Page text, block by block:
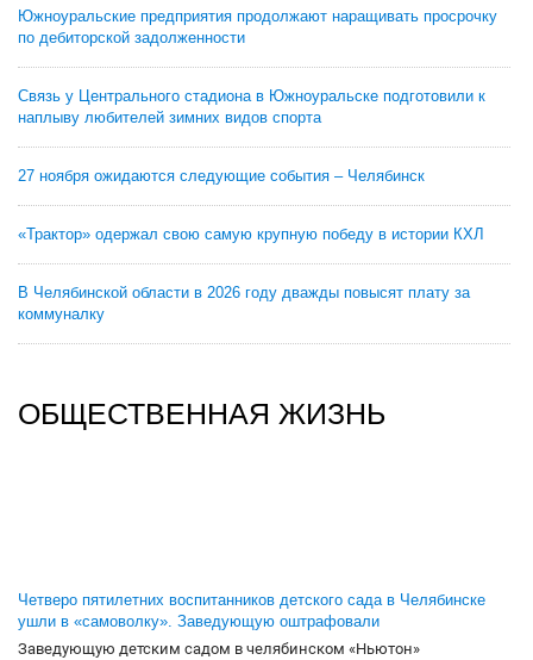
Южноуральские предприятия продолжают наращивать просрочку
по дебиторской задолженности
Связь у Центрального стадиона в Южноуральске подготовили к
наплыву любителей зимних видов спорта
27 ноября ожидаются следующие события – Челябинск
«Трактор» одержал свою самую крупную победу в истории КХЛ
В Челябинской области в 2026 году дважды повысят плату за
коммуналку
ОБЩЕСТВЕННАЯ ЖИЗНЬ
Четверо пятилетних воспитанников детского сада в Челябинске
ушли в «самоволку». Заведующую оштрафовали
Заведующую детским садом в челябинском «Ньютон»